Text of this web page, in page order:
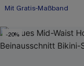
Rüschen
-20%